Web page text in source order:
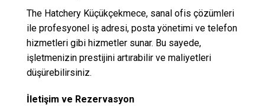
The Hatchery Küçükçekmece, sanal ofis çözümleri
ile profesyonel iş adresi, posta yönetimi ve telefon
hizmetleri gibi hizmetler sunar. Bu sayede,
işletmenizin prestijini artırabilir ve maliyetleri
düşürebilirsiniz.
İletişim ve Rezervasyon